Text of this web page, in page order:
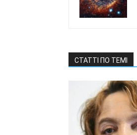
СТАТТІ ПО ТЕМІ